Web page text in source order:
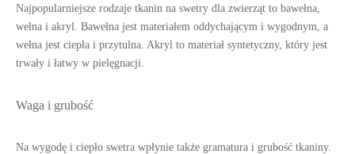
Najpopularniejsze rodzaje tkanin na swetry dla zwierząt to bawełna,
wełna i akryl. Bawełna jest materiałem oddychającym i wygodnym, a
wełna jest ciepła i przytulna. Akryl to materiał syntetyczny, który jest
trwały i łatwy w pielęgnacji.
Waga i grubość
Na wygodę i ciepło swetra wpłynie także gramatura i grubość tkaniny.